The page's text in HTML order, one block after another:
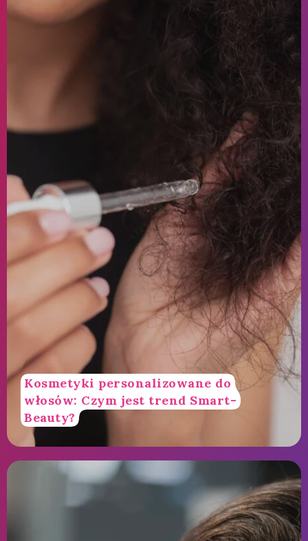
Kosmetyki personalizowane do
włosów: Czym jest trend Smart-
Beauty?